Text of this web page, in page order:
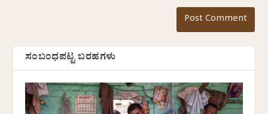
ಸಂಬಂಧಪಟ್ಟ ಬರಹಗಳು